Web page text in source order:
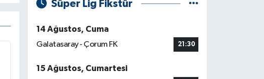
Süper Lig Fikstür
14 Ağustos, Cuma
Galatasaray - Çorum FK
21:30
15 Ağustos, Cumartesi